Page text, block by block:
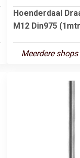
Hoenderdaal
M12 Din975
Meerdere shops